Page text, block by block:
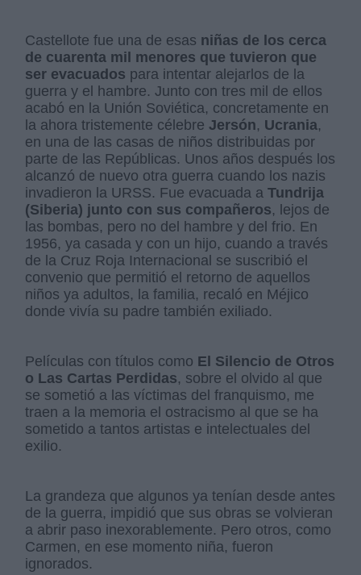
Castellote fue una de esas niñas de los cerca
de cuarenta mil menores que tuvieron que
ser evacuados para intentar alejarlos de la
guerra y el hambre. Junto con tres mil de ellos
acabó en la Unión Soviética, concretamente en
la ahora tristemente célebre Jersón, Ucrania,
en una de las casas de niños distribuidas por
parte de las Repúblicas. Unos años después los
alcanzó de nuevo otra guerra cuando los nazis
invadieron la URSS. Fue evacuada aTundrija
(Siberia) junto con sus compañeros, lejos de
las bombas, pero no del hambre y del frio. En
1956, ya casada y con un hijo, cuando a través
de la Cruz Roja Internacional se suscribió el
convenio que permitió el retorno de aquellos
niños ya adultos, la familia, recaló en Méjico
donde vivía su padre también exiliado.
Películas con títulos como El Silencio de Otros
o Las Cartas Perdidas, sobre el olvido al que
se sometió a las víctimas del franquismo, me
traen a la memoria el ostracismo al que se ha
sometido a tantos artistas e intelectuales del
exilio.
La grandeza que algunos ya tenían desde antes
de la guerra, impidió que sus obras se volvieran
a abrir paso inexorablemente. Pero otros, como
Carmen, en ese momento niña, fueron
ignorados.